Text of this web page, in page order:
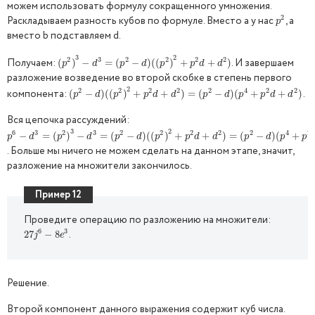
можем использовать формулу сокращенного умножения.
Раскладываем разность кубов по формуле. Вместо a у нас p2
p2, а
вместо b подставляем d.
Получаем: (p2 )3 − d3 = (p2 − d)((p2 )2 + p2d + d2)
(p2)3 −d 3= p2 −d) ((p2)2+p2d +d2)
. И завершаем
разложение возведение во второй скобке в степень первого
компонента: (p2 − d)((p2 )2 + p2d + d2) = (p2 − d)(p4 + p2d + d2)
(p2 −d )((p2)2+p2 d+d2)=(p2 −d )(p4+ p2d+d 2)
.
Вся цепочка рассуждений:
p6 − d3 = (p2)3 − d3 = (p2 − d)((p2 )2 + p2d + d2) = (p2 − d)(p4 + p2
p6 −d3= p2)3−d 3= (p2 −d )((p 2) 2+p2d+d 2) =(p2 −d)(p4+ p2d +d 2)
. Больше мы ничего не можем сделать на данном этапе, значит,
разложение на множители закончилось.
Пример 12
Проведите операцию по разложению на множители:
27j6 − 8e3
27j6 −8 e3 .
Решение.
Второй компонент данного выражения содержит куб числа.